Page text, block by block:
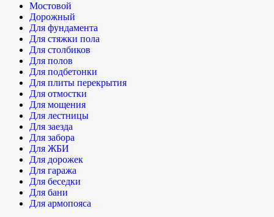
Мостовой
Дорожный
Для фундамента
Для стяжки пола
Для столбиков
Для полов
Для подбетонки
Для плиты перекрытия
Для отмостки
Для мощения
Для лестницы
Для заезда
Для забора
Для ЖБИ
Для дорожек
Для гаража
Для беседки
Для бани
Для армопояса